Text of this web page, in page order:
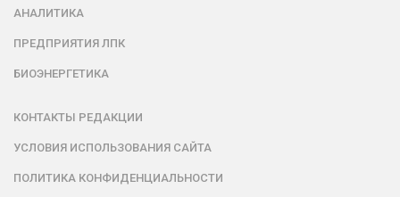
АНАЛИТИКА
ПРЕДПРИЯТИЯ ЛПК
БИОЭНЕРГЕТИКА
КОНТАКТЫ РЕДАКЦИИ
УСЛОВИЯ ИСПОЛЬЗОВАНИЯ САЙТА
ПОЛИТИКА КОНФИДЕНЦИАЛЬНОСТИ